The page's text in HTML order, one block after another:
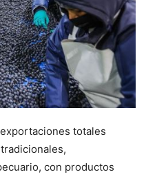
totales
con productos